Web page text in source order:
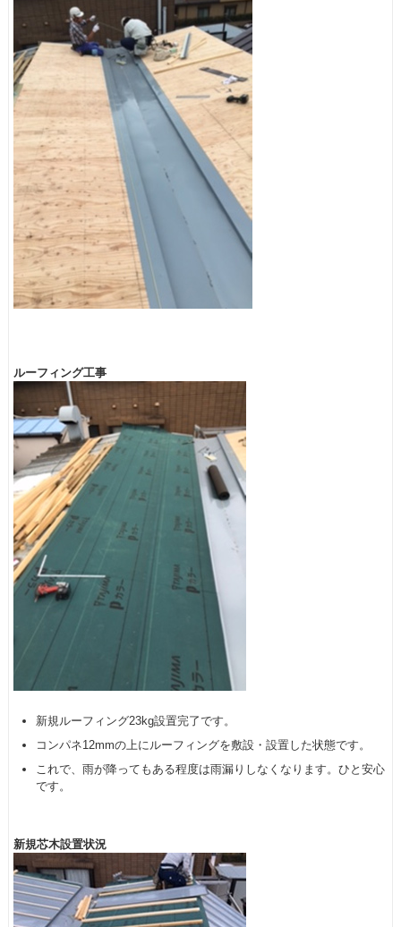
ルーフィング工事
新規ルーフィング23kg設置完了です。
コンパネ12mmの上にルーフィングを敷設・設置した状態です。
これで、雨が降ってもある程度は雨漏りしなくなります。ひと安心
です。
新規芯木設置状況